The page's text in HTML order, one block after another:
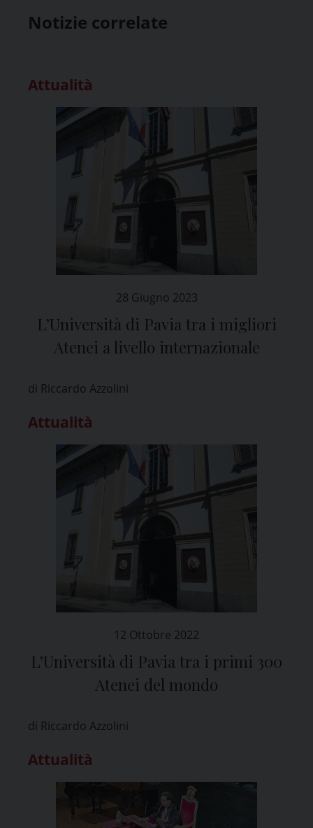
Notizie correlate
Attualità
28 Giugno 2023
L’Università di Pavia tra i migliori
Atenei a livello internazionale
di Riccardo Azzolini
Attualità
12 Ottobre 2022
L’Università di Pavia tra i primi 300
Atenei del mondo
di Riccardo Azzolini
Attualità